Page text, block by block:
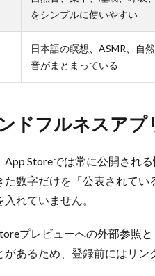
をシンプルに使いやすい
日本語の瞑想、ASMR、自
音がまとまっている
ドフルネスアプ
Storeでは常に公開され
数字だけを「公表されて
れていません。
プレビューへの外部参照
あるため、登録前にはリン